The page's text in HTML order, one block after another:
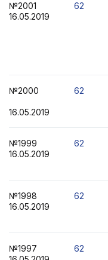
№2001
16.05.2019
62
№2000
16.05.2019
62
№1999
16.05.2019
62
№1998
16.05.2019
62
№1997
62